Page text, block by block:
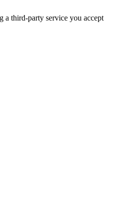
third-party service you accept